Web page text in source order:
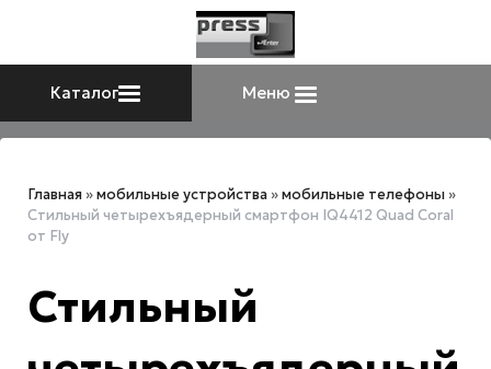
Каталог Меню
Главная »мобильные устройства »мобильные телефоны »
Стильный четырехъядерный смартфон IQ4412 Quad Coral
от Fly
Стильный